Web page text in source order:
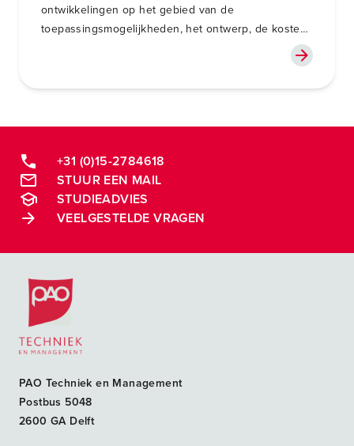
ontwikkelingen op het gebied van de
toepassingsmogelijkheden, het ontwerp, de kosten
+31 (0)15-2784618
STUUR EEN MAIL
STUDIEADVIES
VEELGESTELDE VRAGEN
Postacademische cursussen, leergangen en opleidingen
PAO Techniek en Management
Postbus 5048
2600 GA Delft